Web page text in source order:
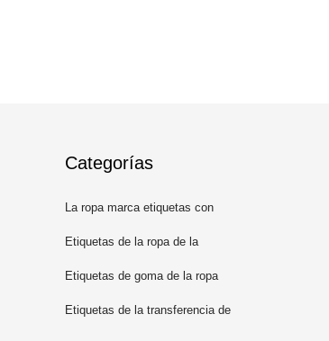
Categorías
La ropa marca etiquetas con
etiqueta
Etiquetas de la ropa de la
impresión de la pantalla
Etiquetas de goma de la ropa
Etiquetas de la transferencia de